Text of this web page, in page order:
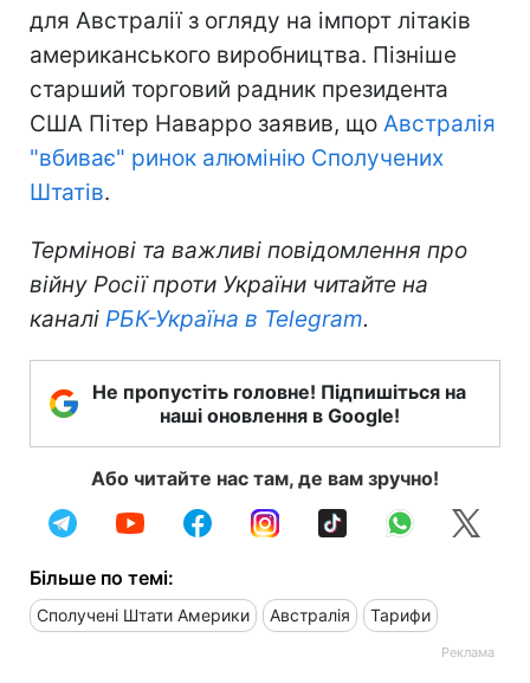
для Австралії з огляду на імпорт літаків
американського виробництва. Пізніше
старший торговий радник президента
США Пітер Наварро заявив, що Австралія
"вбиває" ринок алюмінію Сполучених
Штатів.
Термінові та важливі повідомлення про
війну Росії проти України читайте на
каналі РБК-Україна в Telegram.
Не пропустіть головне! Підпишіться на
наші оновлення в Google!
Або читайте нас там, де вам зручно!
Більше по темі:
Сполучені Штати Америки Австралія Тарифи